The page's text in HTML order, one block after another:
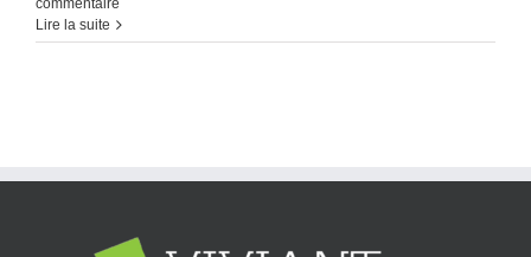
Lire la suite